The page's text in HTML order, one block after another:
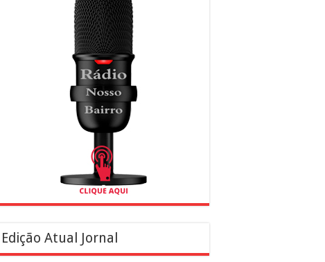
Edição Atual Jornal